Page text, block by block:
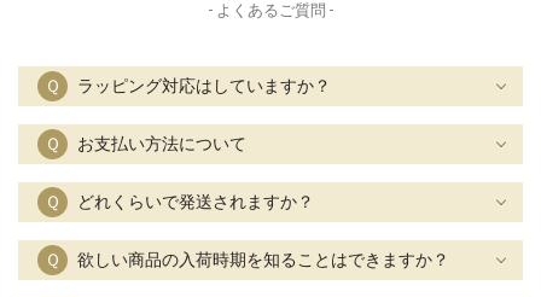
- よくあるご質問 -
Ｑ ラッピング対応はしていますか？
Ｑ お支払い方法について
Ｑ どれくらいで発送されますか？
Ｑ 欲しい商品の入荷時期を知ることはできますか？